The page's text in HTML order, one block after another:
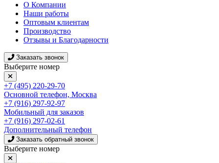
О Компании
Наши работы
Оптовым клиентам
Производство
Отзывы и Благодарности
Заказать звонок
Выберите номер
+7 (495) 220-29-70
Основной телефон, Москва
+7 (916) 297-92-97
Мобильный для заказов
+7 (916) 297-02-61
Дополнительный телефон
Заказать обратный звонок
Выберите номер